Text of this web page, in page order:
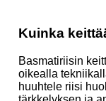
Kuinka
Basmatiriisin
oikealla
huuhtele riisi